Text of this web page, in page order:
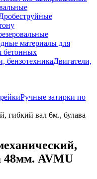
материалы для
бетонных
бензотехникаДвигатели,
Ручные затирки по
гибкий вал 6м., булава
48мм. AVMU